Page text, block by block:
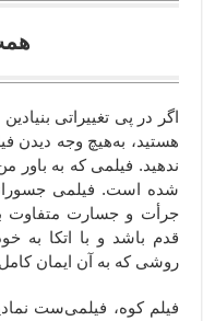
اگر در پی تغییراتی
هستید، به‌هیچ وجه دیدن
ندهید. فیلمی که به باور
شده است. فیلمی
جرأت و جسارت متفاوت
قدم باشد و با اتکا به
روشی که به آن ایمان کامل
فیلم کوه، فیلمی‌ست